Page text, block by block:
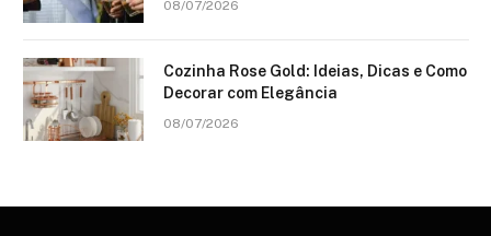
08/07/2026
Cozinha Rose Gold: Ideias, Dicas e Como
Decorar com Elegância
08/07/2026